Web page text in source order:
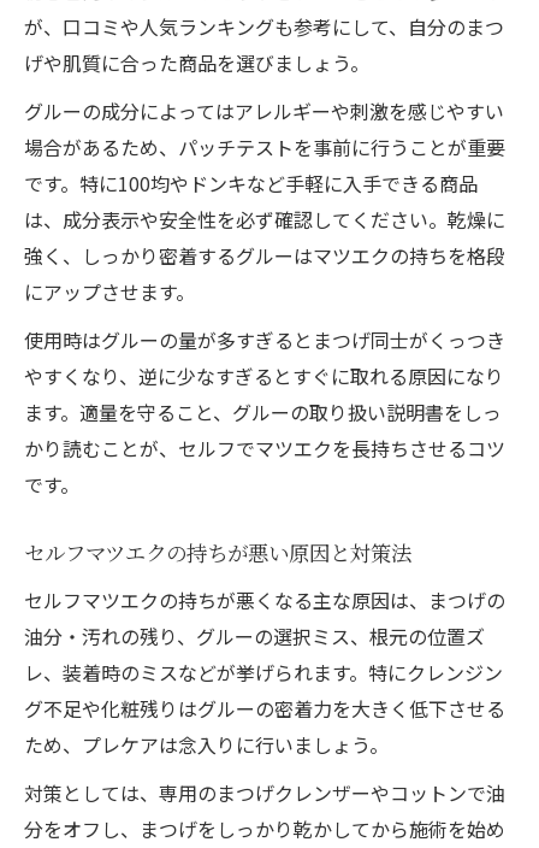
が、口コミや人気ランキングも参考にして、自分のまつ
げや肌質に合った商品を選びましょう。
グルーの成分によってはアレルギーや刺激を感じやすい
場合があるため、パッチテストを事前に行うことが重要
です。特に100均やドンキなど手軽に入手できる商品
は、成分表示や安全性を必ず確認してください。乾燥に
強く、しっかり密着するグルーはマツエクの持ちを格段
にアップさせます。
使用時はグルーの量が多すぎるとまつげ同士がくっつき
やすくなり、逆に少なすぎるとすぐに取れる原因になり
ます。適量を守ること、グルーの取り扱い説明書をしっ
かり読むことが、セルフでマツエクを長持ちさせるコツ
です。
セルフマツエクの持ちが悪い原因と対策法
セルフマツエクの持ちが悪くなる主な原因は、まつげの
油分・汚れの残り、グルーの選択ミス、根元の位置ズ
レ、装着時のミスなどが挙げられます。特にクレンジン
グ不足や化粧残りはグルーの密着力を大きく低下させる
ため、プレケアは念入りに行いましょう。
対策としては、専用のまつげクレンザーやコットンで油
分をオフし、まつげをしっかり乾かしてから施術を始め